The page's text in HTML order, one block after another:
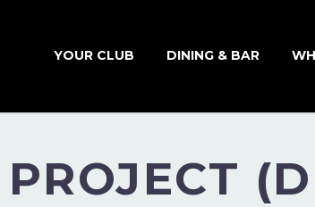
YOUR CLUB DINING & BAR